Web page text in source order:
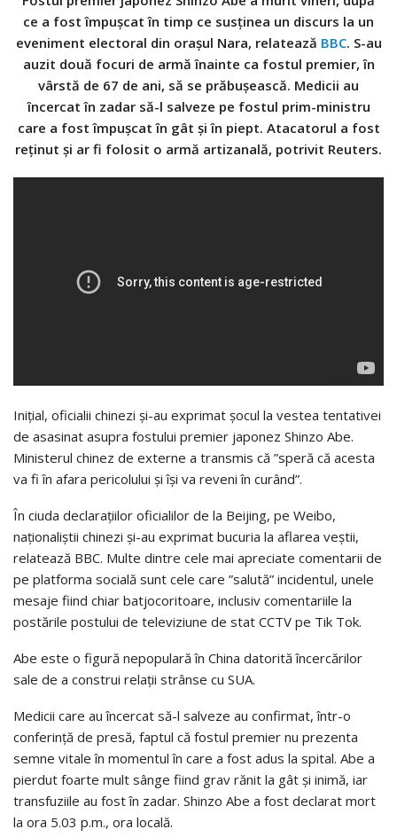
ce a fost împușcat în timp ce susținea un discurs la un
eveniment electoral din orașul Nara, relatează BBC. S-au
auzit două focuri de armă înainte ca fostul premier, în
vârstă de 67 de ani, să se prăbușească. Medicii au
încercat în zadar să-l salveze pe fostul prim-ministru
care a fost împușcat în gât și în piept. Atacatorul a fost
reținut și ar fi folosit o armă artizanală, potrivit Reuters.
Inițial, oficialii chinezi și-au exprimat șocul la vestea tentativei
de asasinat asupra fostului premier japonez Shinzo Abe.
Ministerul chinez de externe a transmis că ”speră că acesta
va fi în afara pericolului și își va reveni în curând”.
În ciuda declarațiilor oficialilor de la Beijing, pe Weibo,
naționaliștii chinezi și-au exprimat bucuria la aflarea veștii,
relatează BBC. Multe dintre cele mai apreciate comentarii de
pe platforma socială sunt cele care ”salută” incidentul, unele
mesaje fiind chiar batjocoritoare, inclusiv comentariile la
postările postului de televiziune de stat CCTV pe Tik Tok.
Abe este o figură nepopulară în China datorită încercărilor
sale de a construi relații strânse cu SUA.
Medicii care au încercat să-l salveze au confirmat, într-o
conferință de presă, faptul că fostul premier nu prezenta
semne vitale în momentul în care a fost adus la spital. Abe a
pierdut foarte mult sânge fiind grav rănit la gât și inimă, iar
transfuziile au fost în zadar. Shinzo Abe a fost declarat mort
la ora 5.03 p.m., ora locală.